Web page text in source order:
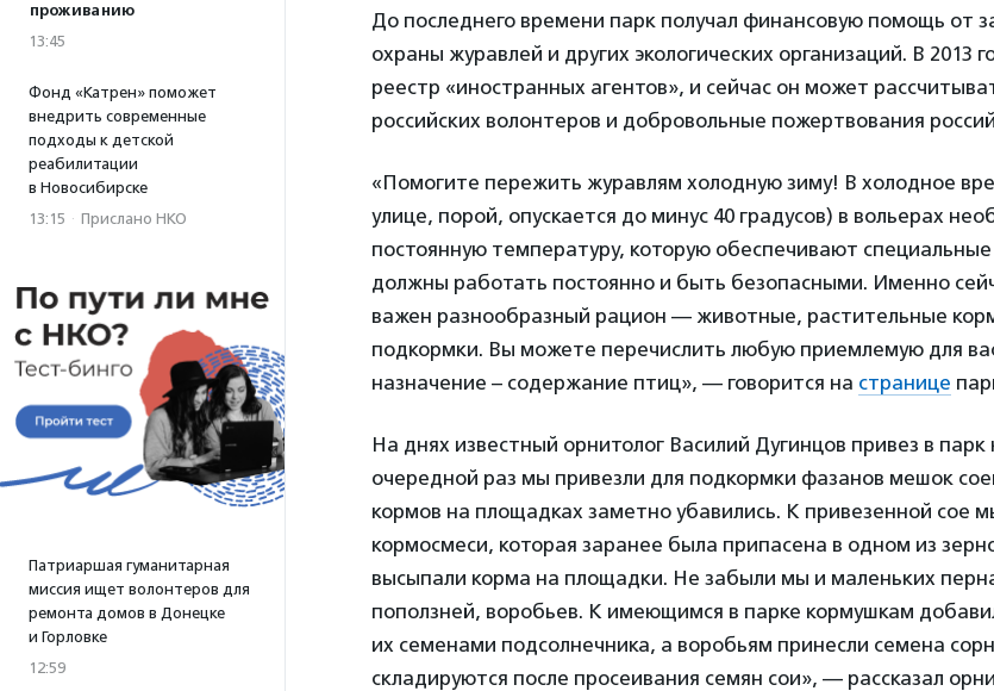
проживанию
13:45
Фонд «Катрен» поможет
внедрить современные
подходы к детской
реабилитации
в Новосибирске
13:15 · Прислано НКО
Патриаршая гуманитарная
миссия ищет волонтеров для
ремонта домов в Донецке
и Горловке
12:59
До последнего времени парк получал финансовую помощь от
охраны журавлей и других экологических организаций. В 2013
реестр «иностранных агентов», и сейчас он может
российских волонтеров и добровольные пожертвования
«Помогите пережить журавлям холодную зиму! В холодное
улице, порой, опускается до минус 40 градусов) в вольерах
постоянную температуру, которую обеспечивают
должны работать постоянно и быть безопасными. Именно
важен разнообразный рацион — животные, растительные
подкормки. Вы можете перечислить любую приемлемую для
назначение – содержание птиц», — говорится на странице
На днях известный орнитолог Василий Дугинцов привез в
очередной раз мы привезли для подкормки фазанов мешок
кормов на площадках заметно убавились. К привезенной сое
кормосмеси, которая заранее была припасена в одном из
высыпали корма на площадки. Не забыли мы и маленьких
поползней, воробьев. К имеющимся в парке кормушкам
их семенами подсолнечника, а воробьям принесли семена
складируются после просеивания семян сои», — рассказал